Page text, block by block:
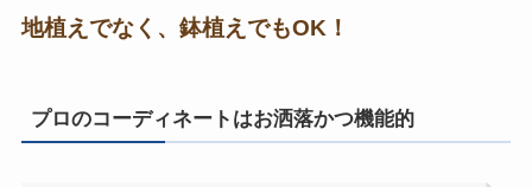
地植えでなく、鉢植えでもOK！
プロのコーディネートはお洒落かつ機能的